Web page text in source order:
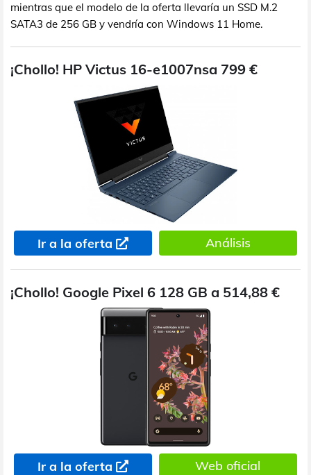
mientras que el modelo de la oferta llevaría un SSD M.2
SATA3 de 256 GB y vendría con Windows 11 Home.
¡Chollo! HP Victus 16-e1007nsa 799 €
Ir a la oferta Análisis
¡Chollo! Google Pixel 6 128 GB a 514,88 €
Ir a la oferta Web oficial